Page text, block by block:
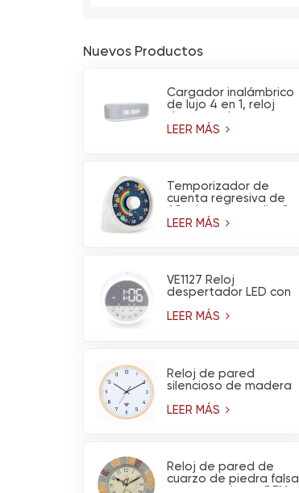
Nuevos Productos
Cargador inalámbrico
de lujo 4 en 1, reloj
multifuncional,
LEER MÁS
Temporizador de
cuenta regresiva de
de arcoíris y
LEER MÁS
VE1127 Reloj
despertador LED con
nocturna
LEER MÁS
Reloj de pared
silencioso de madera
con pilas y tiene
LEER MÁS
Reloj de pared de
cuarzo de piedra falsa